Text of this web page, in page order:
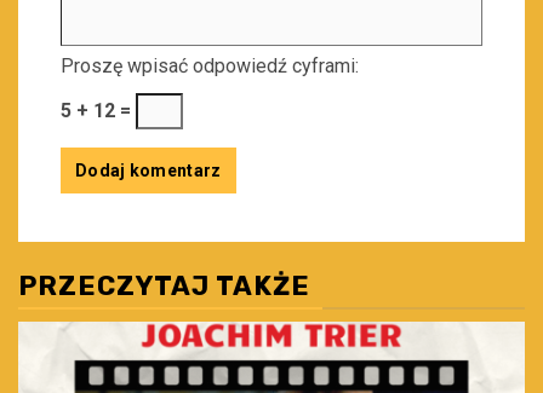
Proszę wpisać odpowiedź cyframi:
5 + 12 =
PRZECZYTAJ TAKŻE